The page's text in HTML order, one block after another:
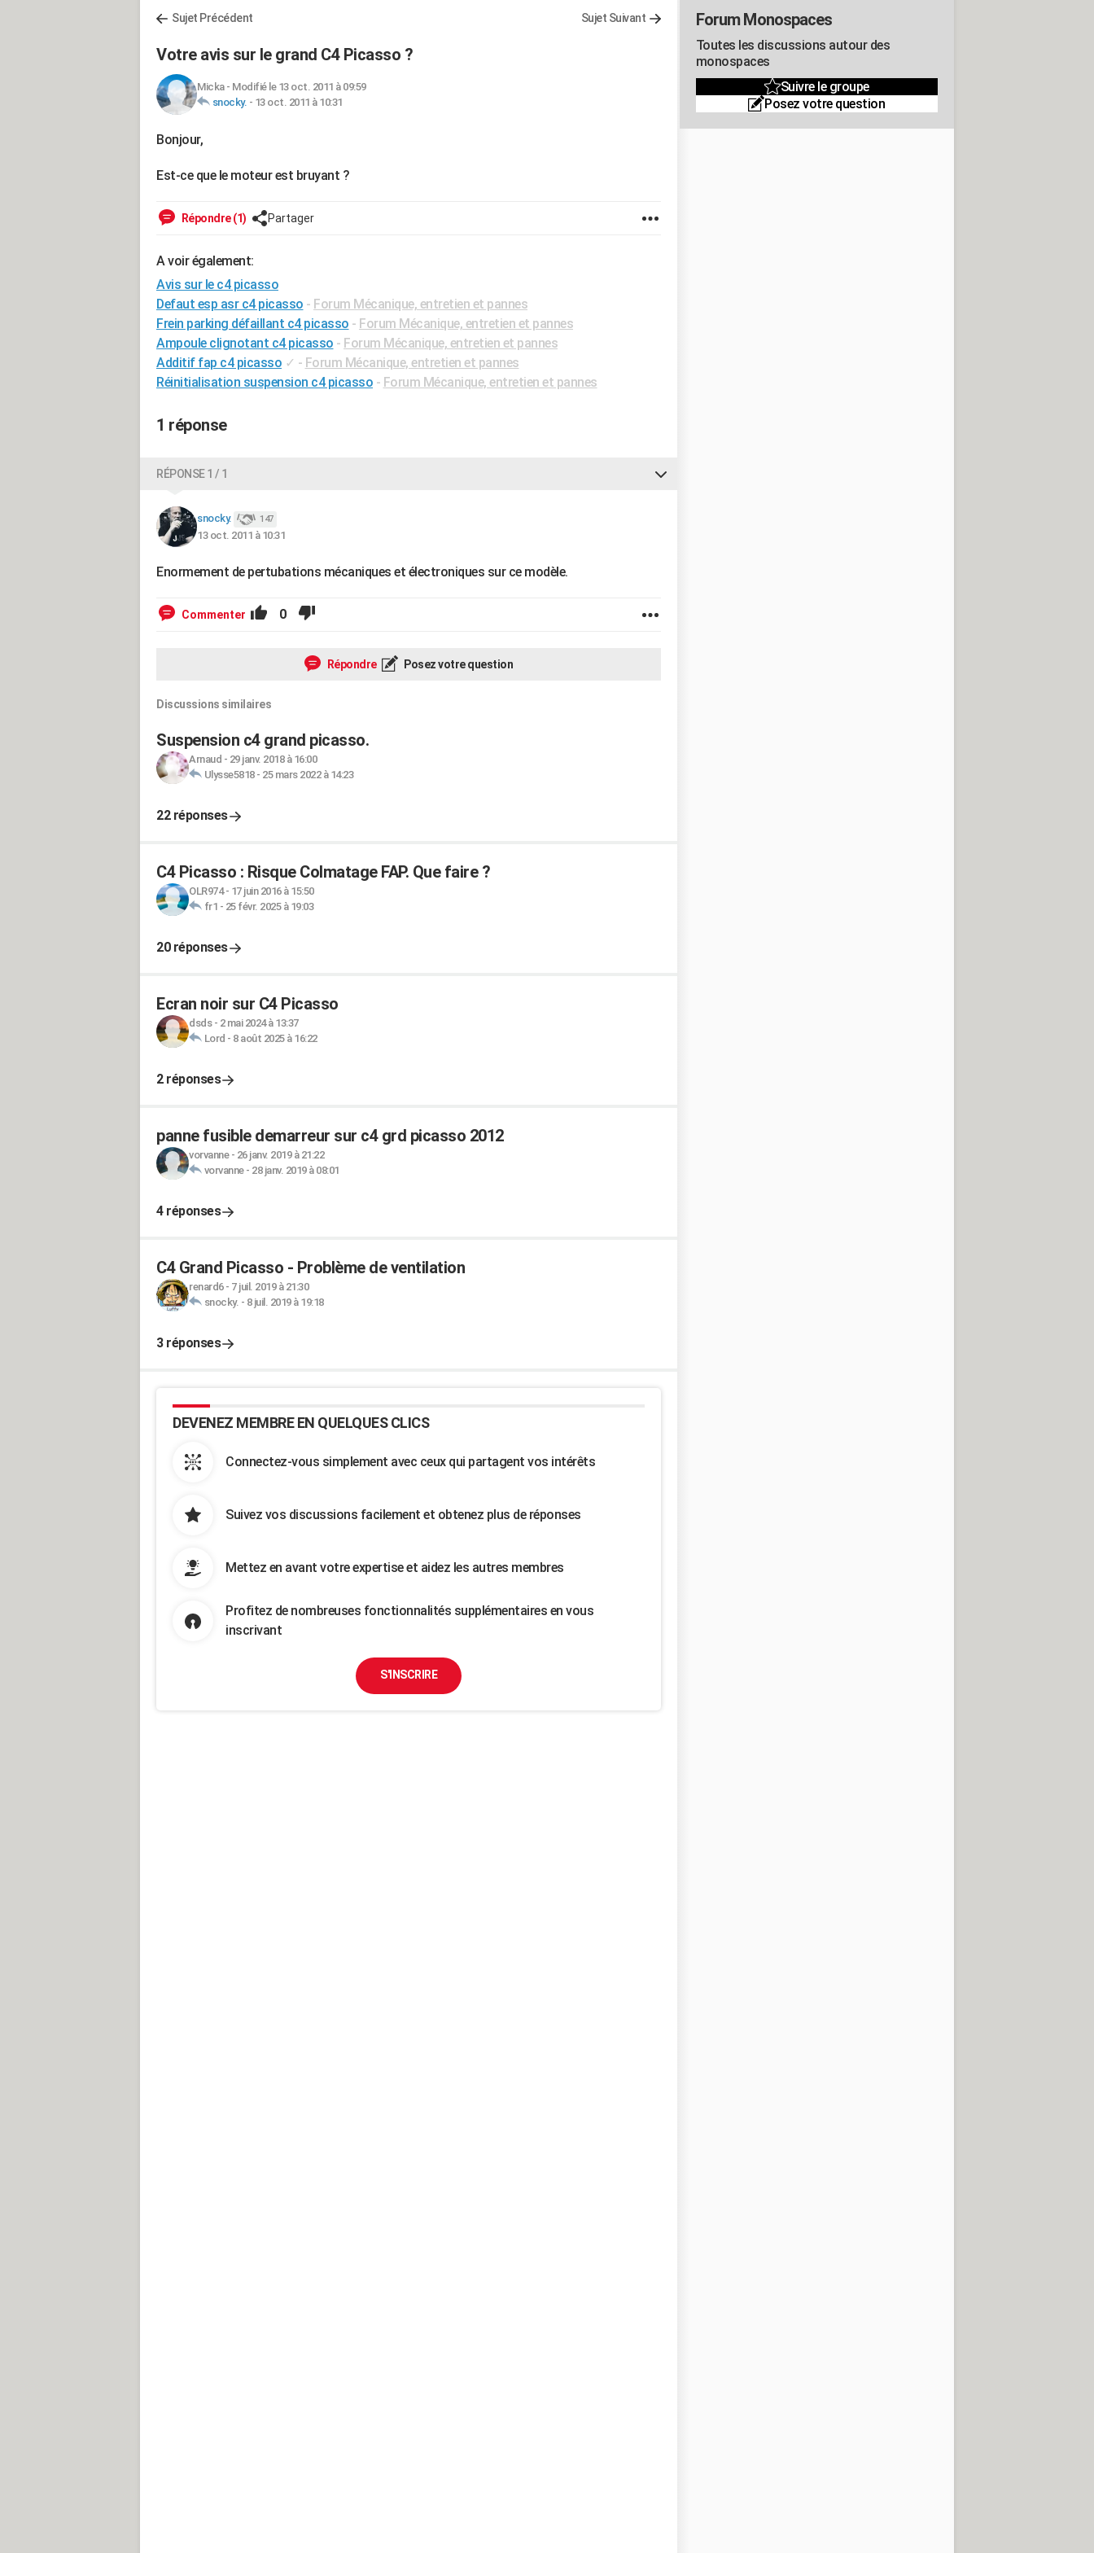
Sujet Précédent Sujet Suivant
Votre avis sur le grand C4 Picasso ?
Micka- Modifié le 13 oct. 2011 à 09:59
snocky. - 13 oct. 2011 à 10:31
Bonjour,
Est-ce que le moteur est bruyant ?
Répondre (1) Partager
A voir également:
Avis sur le c4 picasso
Defaut esp asr c4 picasso - Forum Mécanique, entretien et pannes
Frein parking défaillant c4 picasso - Forum Mécanique, entretien et pannes
Ampoule clignotant c4 picasso - Forum Mécanique, entretien et pannes
Additif fap c4 picasso ✓ - Forum Mécanique, entretien et pannes
Réinitialisation suspension c4 picasso - Forum Mécanique, entretien et pannes
1 réponse
RÉPONSE 1 / 1
snocky. 147
13 oct. 2011 à 10:31
Enormement de pertubations mécaniques et électroniques sur ce modèle.
Commenter 0
Répondre Posez votre question
Discussions similaires
Suspension c4 grand picasso.
Arnaud - 29 janv. 2018 à 16:00
Ulysse5818- 25 mars 2022 à 14:23
22 réponses
C4 Picasso : Risque Colmatage FAP. Que faire ?
OLR974- 17 juin 2016 à 15:50
fr1 - 25 févr. 2025 à 19:03
20 réponses
Ecran noir sur C4 Picasso
dsds- 2 mai 2024 à 13:37
Lord - 8 août 2025 à 16:22
2 réponses
panne fusible demarreur sur c4 grd picasso 2012
vorvanne- 26 janv. 2019 à 21:22
vorvanne- 28 janv. 2019 à 08:01
4 réponses
C4 Grand Picasso - Problème de ventilation
renard6- 7 juil. 2019 à 21:30
snocky. - 8 juil. 2019 à 19:18
3 réponses
DEVENEZ MEMBRE EN QUELQUES CLICS
Connectez-vous simplement avec ceux qui partagent vos intérêts
Suivez vos discussions facilement et obtenez plus de réponses
Mettez en avant votre expertise et aidez les autres membres
Profitez de nombreuses fonctionnalités supplémentaires en vous
inscrivant
S'INSCRIRE
Forum Monospaces
Toutes les discussions autour des
monospaces
Suivre le groupe
Posez votre question